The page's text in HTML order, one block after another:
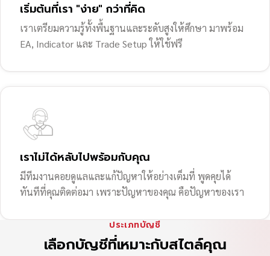
เริ่มต้นที่เรา "ง่าย" กว่าที่คิด
เราเตรียมความรู้ทั้งพื้นฐานและระดับสูงให้ศึกษา มาพร้อม
EA, Indicator และ Trade Setup ให้ใช้ฟรี
เราไม่ได้หลับไปพร้อมกับคุณ
มีทีมงานคอยดูแลและแก้ปัญหาให้อย่างเต็มที่ พูดคุยได้
ทันทีที่คุณติดต่อมา เพราะปัญหาของคุณ คือปัญหาของเรา
ประเภทบัญชี
เลือกบัญชีที่เหมาะกับสไตล์คุณ